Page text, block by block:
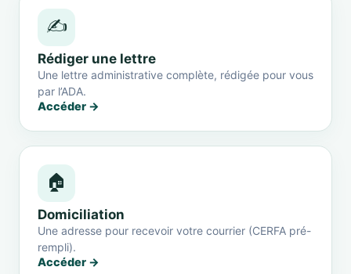
✍️
Rédiger une lettre
Une lettre administrative complète, rédigée pour vous
par l’ADA.
Accéder →
🏠
Domiciliation
Une adresse pour recevoir votre courrier (CERFA pré-
rempli).
Accéder →